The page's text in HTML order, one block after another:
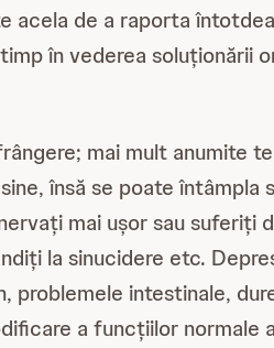
de a raporta
în vederea soluționării
mai mult anumite
însă se poate întâmpla
mai ușor sau suferiți
la sinucidere etc.
problemele intestinale,
a funcțiilor normale